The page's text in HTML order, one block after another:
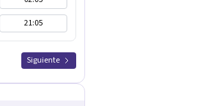
21:05
Siguiente